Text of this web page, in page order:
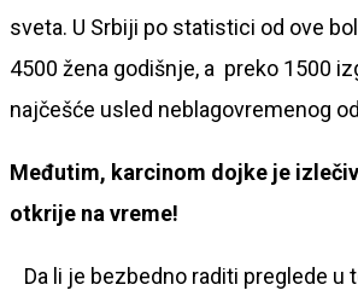
sveta. U Srbiji po statistici od ove
4500 žena godišnje, a preko 1500
najčešće usled neblagovremenog
Međutim, karcinom dojke je
otkrije na vreme!
Da li je bezbedno raditi preglede u